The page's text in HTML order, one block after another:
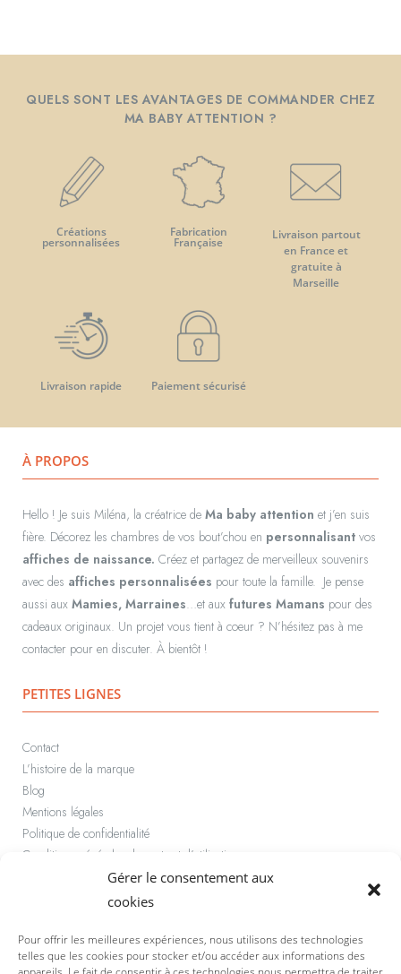
Gérer le consentement aux
cookies
Pour offrir les meilleures expériences, nous utilisons des technologies
telles que les cookies pour stocker et/ou accéder aux informations des
QUELS SONT LES AVANTAGES DE COMMANDER CHEZ
MA BABY ATTENTION ?
Créations
personnalisées
Fabrication
Française
Livraison partout
en France et
gratuite à
Marseille
Livraison rapide Paiement sécurisé
À PROPOS
Hello ! Je suis Miléna, la créatrice de Ma baby attention et j’en suis
fière. Décorez les chambres de vos bout’chou en personnalisant vos
affiches de naissance. Créez et partagez de merveilleux souvenirs
avec des affiches personnalisées pour toute la famille. Je pense
aussi aux Mamies, Marraines…et aux futures Mamans pour des
cadeaux originaux. Un projet vous tient à coeur ? N’hésitez pas à me
contacter pour en discuter. À bientôt !
PETITES LIGNES
Contact
L’histoire de la marque
Blog
Mentions légales
Politique de confidentialité
Conditions générales de vente et d’utilisation
Politique de cookies (UE)
PAIEMENT SÉCURISÉ
Rapide et sécurisé par carte bancaire ou Paypal